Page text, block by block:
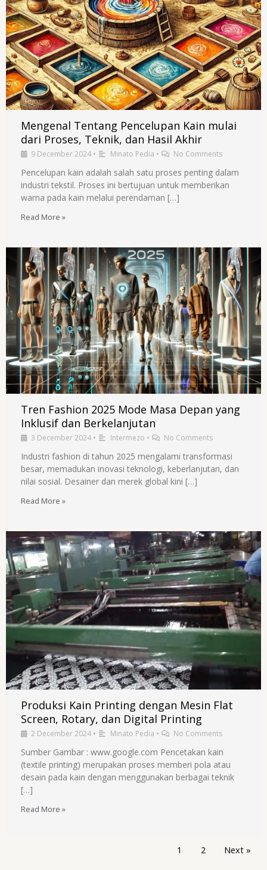
Mengenal Tentang Pencelupan Kain mulai
dari Proses, Teknik, dan Hasil Akhir
9 December 2024 • Minato Pedia • No Comments
Pencelupan kain adalah salah satu proses penting dalam
industri tekstil. Proses ini bertujuan untuk memberikan
warna pada kain melalui perendaman […]
Read More »
Tren Fashion 2025 Mode Masa Depan yang
Inklusif dan Berkelanjutan
3 December 2024 • Intermezo • No Comments
Industri fashion di tahun 2025 mengalami transformasi
besar, memadukan inovasi teknologi, keberlanjutan, dan
nilai sosial. Desainer dan merek global kini […]
Read More »
Produksi Kain Printing dengan Mesin Flat
Screen, Rotary, dan Digital Printing
2 December 2024 • Minato Pedia • No Comments
Sumber Gambar : www.google.com Pencetakan kain
(textile printing) merupakan proses memberi pola atau
desain pada kain dengan menggunakan berbagai teknik
[…]
Read More »
1 2 Next »